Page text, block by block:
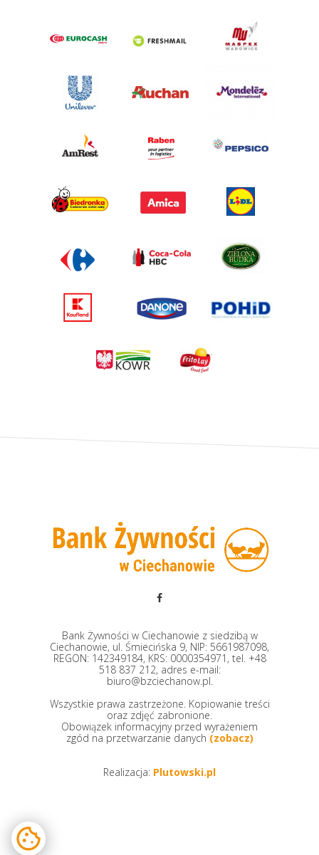
Bank Żywności w Ciechanowie z siedzibą w
Ciechanowie, ul. Śmiecińska 9, NIP: 5661987098,
REGON: 142349184, KRS: 0000354971, tel. +48
518 837 212, adres e-mail:
biuro@bzciechanow.pl.
Wszystkie prawa zastrzeżone. Kopiowanie treści
oraz zdjęć zabronione.
Obowiązek informacyjny przed wyrażeniem
zgód na przetwarzanie danych (zobacz)
Realizacja: Plutowski.pl